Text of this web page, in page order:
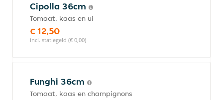
Cipolla 36cm
Tomaat, kaas en ui
€ 12,50
incl. statiegeld (€ 0,00)
Funghi 36cm
Tomaat, kaas en champignons